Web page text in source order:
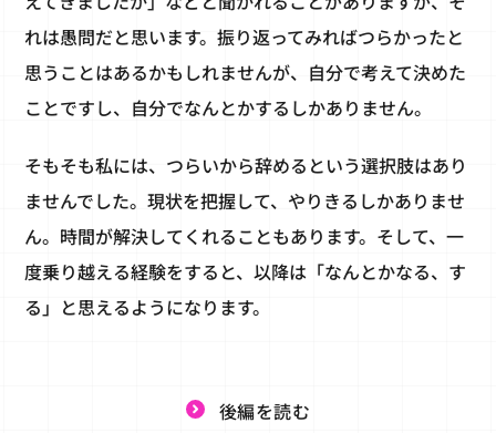
れは愚問だと思います。振り返ってみればつらかったと
思うことはあるかもしれませんが、自分で考えて決めた
ことですし、自分でなんとかするしかありません。
そもそも私には、つらいから辞めるという選択肢はあり
ませんでした。現状を把握して、やりきるしかありませ
ん。時間が解決してくれることもあります。そして、一
度乗り越える経験をすると、以降は「なんとかなる、す
る」と思えるようになります。
後編を読む